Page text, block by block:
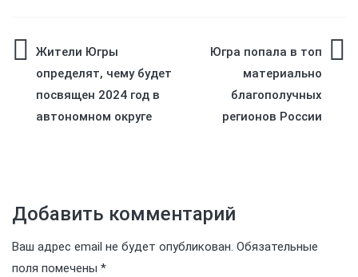
Навигация
по
Жители Югры
определят, чему будет
посвящен 2024 год в
автономном округе
Югра попала в топ
материально
благополучных
регионов России
Добавить комментарий
Ваш адрес email не будет опубликован. Обязательные
поля помечены *